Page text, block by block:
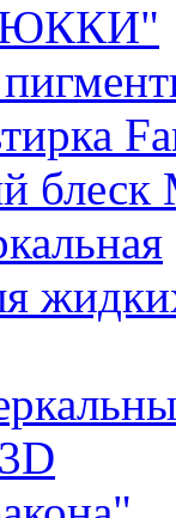
блеск